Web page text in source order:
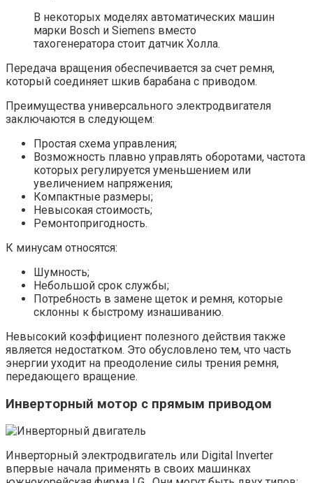
В некоторых моделях автоматических машин
марки Bosch и Siemens вместо
тахогенератора стоит датчик Холла.
Передача вращения обеспечивается за счет ремня,
который соединяет шкив барабана с приводом.
Преимущества универсального электродвигателя
заключаются в следующем:
Простая схема управления;
Возможность плавно управлять оборотами, частота
которых регулируется уменьшением или
увеличением напряжения;
Компактные размеры;
Невысокая стоимость;
Ремонтопригодность.
К минусам относятся:
Шумность;
Небольшой срок службы;
Потребность в замене щеток и ремня, которые
склонны к быстрому изнашиванию.
Невысокий коэффициент полезного действия также
является недостатком. Это обусловлено тем, что часть
энергии уходит на преодоление силы трения ремня,
передающего вращение.
Инверторный мотор с прямым приводом
Инверторный электродвигатель или Digital Inverter
впервые начала применять в своих машинках